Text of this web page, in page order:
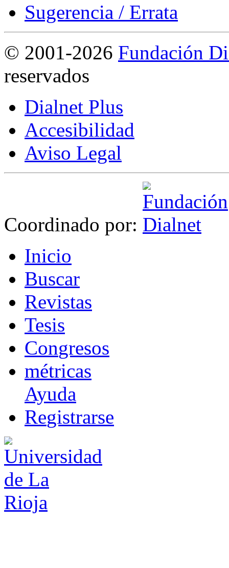
Sugerencia / Errata
© 2001-2026 Fundación
reservados
Dialnet Plus
Accesibilidad
Aviso Legal
Coordinado por:
Inicio
Buscar
Revistas
Tesis
Congresos
métricas
Ayuda
Registrarse